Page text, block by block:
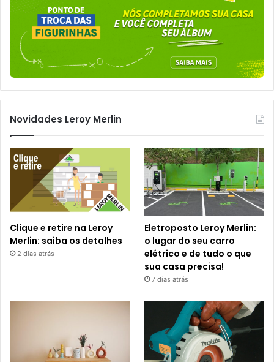
Novidades Leroy Merlin
Clique e retire na Leroy
Merlin: saiba os detalhes
2 dias atrás
Eletroposto Leroy Merlin:
o lugar do seu carro
elétrico e de tudo o que
sua casa precisa!
7 dias atrás